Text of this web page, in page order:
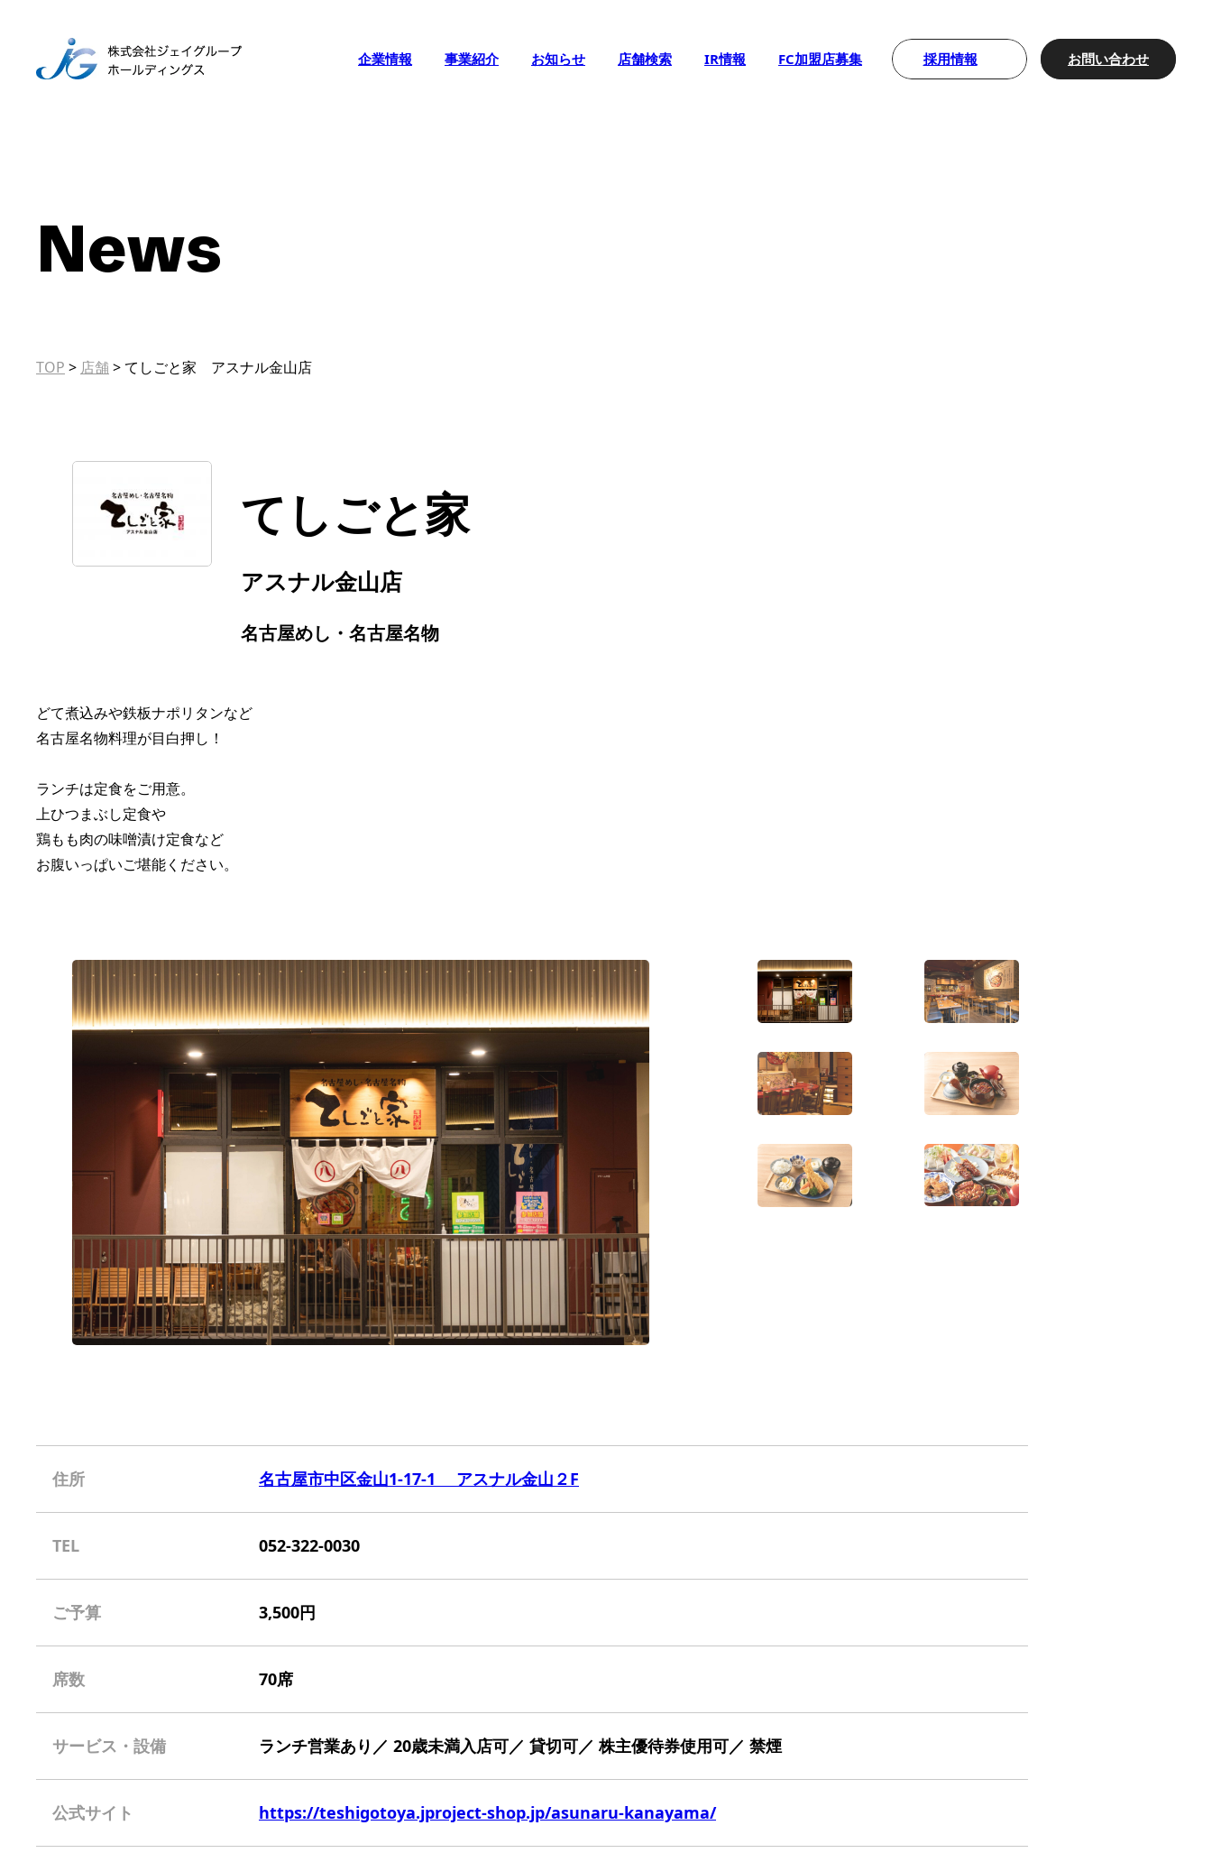
企業情報 事業紹介 お知らせ 店舗検索 IR情報 FC加盟店募集 採用情報 お問い合わせ
News
TOP > 店舗 >てしごと家 アスナル金山店
てしごと家
アスナル金山店
名古屋めし・名古屋名物
どて煮込みや鉄板ナポリタンなど
名古屋名物料理が目白押し！
ランチは定食をご用意。
上ひつまぶし定食や
鶏もも肉の味噌漬け定食など
お腹いっぱいご堪能ください。
住所 名古屋市中区金山1-17-1 アスナル金山２F
TEL 052-322-0030
ご予算 3,500円
席数 70席
サービス・設備 ランチ営業あり／ 20歳未満入店可／ 貸切可／ 株主優待券使用可／ 禁煙
公式サイト https://teshigotoya.jproject-shop.jp/asunaru-kanayama/